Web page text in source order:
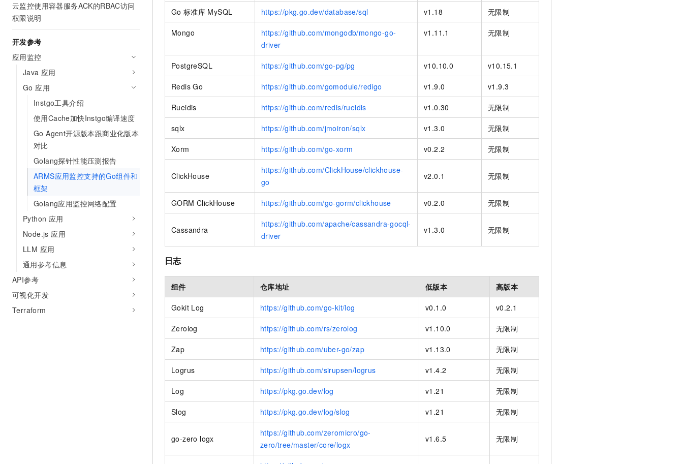
云监控使用容器服务ACK的RBAC访问
权限说明
开发参考
应用监控
Java 应用
Go 应用
Instgo工具介绍
使用Cache加快Instgo编译速度
Go Agent开源版本跟商业化版本
对比
Golang探针性能压测报告
ARMS应用监控支持的Go组件和
框架
Golang应用监控网络配置
Python 应用
Node.js 应用
LLM 应用
通用参考信息
API参考
可视化开发
Terraform
Go 标准库 MySQL https://pkg.go.dev/database/sql v1.18 无限制
Mongo
https://github.com/mongodb/mongo-go-
driver
v1.11.1 无限制
PostgreSQL https://github.com/go-pg/pg v10.10.0 v10.15.1
Redis Go https://github.com/gomodule/redigo v1.9.0 v1.9.3
Rueidis https://github.com/redis/rueidis v1.0.30 无限制
sqlx https://github.com/jmoiron/sqlx v1.3.0 无限制
Xorm https://github.com/go-xorm v0.2.2 无限制
ClickHouse
https://github.com/ClickHouse/clickhouse-
go
v2.0.1 无限制
GORM ClickHouse https://github.com/go-gorm/clickhouse v0.2.0 无限制
Cassandra
https://github.com/apache/cassandra-gocql-
driver
v1.3.0 无限制
日志
组件 仓库地址 低版本 高版本
Gokit Log https://github.com/go-kit/log v0.1.0 v0.2.1
Zerolog https://github.com/rs/zerolog v1.10.0 无限制
Zap https://github.com/uber-go/zap v1.13.0 无限制
Logrus https://github.com/sirupsen/logrus v1.4.2 无限制
Log https://pkg.go.dev/log v1.21 无限制
Slog https://pkg.go.dev/log/slog v1.21 无限制
go-zero logx
https://github.com/zeromicro/go-
zero/tree/master/core/logx
v1.6.5 无限制